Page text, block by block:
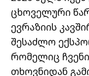
ცხოველური
ევრაზიის
შესაძლო
რომელიც
თხოვნიდან